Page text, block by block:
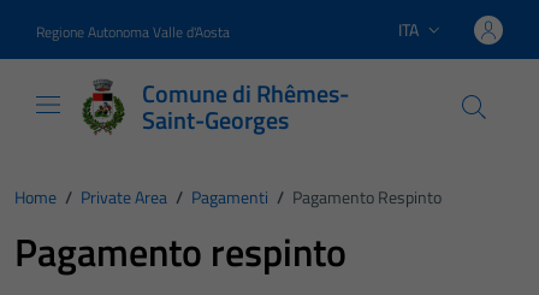
Regione Autonoma Valle d'Aosta Lingua attiva:
ITA
Comune di Rhêmes-
Saint-Georges
Home / Private Area / Pagamenti / Pagamento Respinto
Pagamento respinto